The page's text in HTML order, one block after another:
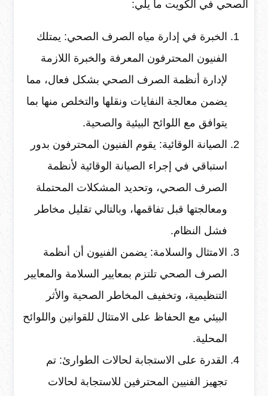
الصحي في الكويت ما يلي:
الخبرة في إدارة مياه الصرف الصحي: يمتلك
الفنيون المحترفون المعرفة والخبرة اللازمة
لإدارة أنظمة الصرف الصحي بشكل فعال، مما
يضمن معالجة النفايات ونقلها والتخلص منها بما
يتوافق مع اللوائح البيئية والصحية.
الصيانة الوقائية: يقوم الفنيون المحترفون بدور
استباقي في إجراء الصيانة الوقائية لأنظمة
الصرف الصحي، وتحديد المشكلات المحتملة
ومعالجتها قبل تفاقمها، وبالتالي تقليل مخاطر
فشل النظام.
الامتثال والسلامة: يضمن الفنيون أن أنظمة
الصرف الصحي تلتزم بمعايير السلامة والمعايير
التنظيمية، وتخفيف المخاطر الصحية والأثر
البيئي مع الحفاظ على الامتثال للقوانين واللوائح
المحلية.
القدرة على الاستجابة لحالات الطوارئ: تم
تجهيز الفنيين المحترفين للاستجابة لحالات